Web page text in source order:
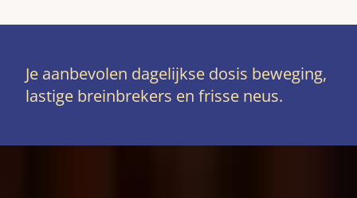
Je aanbevolen dagelijkse dosis beweging,
lastige breinbrekers en frisse neus.